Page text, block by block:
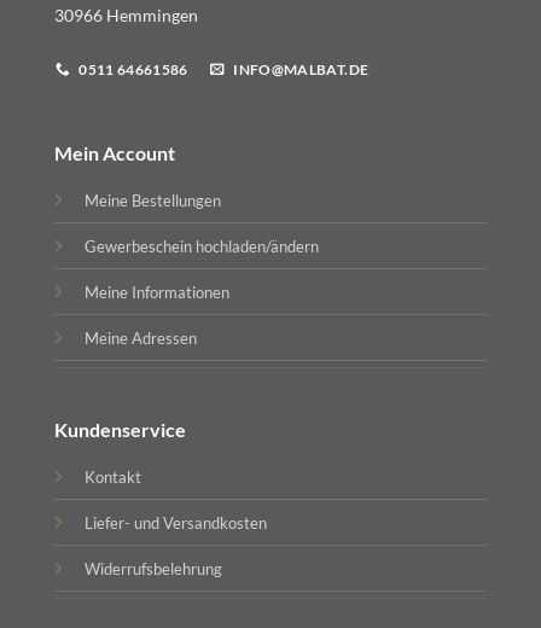
30966 Hemmingen
0511 64661586 INFO@MALBAT.DE
Mein Account
Meine Bestellungen
Gewerbeschein hochladen/ändern
Meine Informationen
Meine Adressen
Kundenservice
Kontakt
Liefer- und Versandkosten
Widerrufsbelehrung